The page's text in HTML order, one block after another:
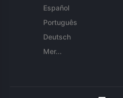
Español
Português
Deutsch
Mer...